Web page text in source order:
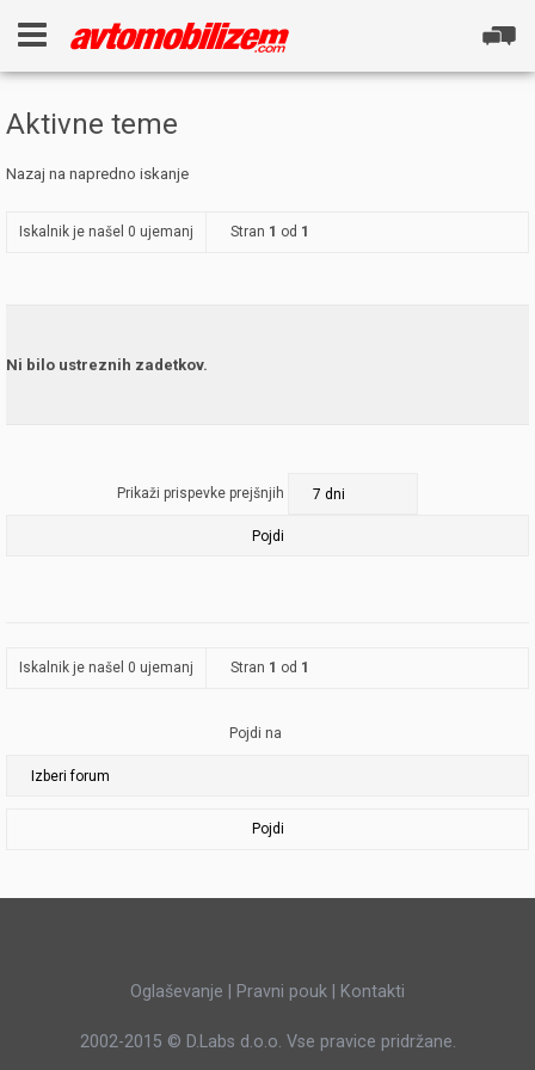
Aktivne teme
Nazaj na napredno iskanje
Iskalnik je našel 0 ujemanj Stran 1 od 1
Ni bilo ustreznih zadetkov.
Prikaži prispevke prejšnjih
Iskalnik je našel 0 ujemanj Stran 1 od 1
Pojdi na
Pojdi
Oglaševanje Pravni pouk Kontakti
2002-2015 © D.Labs d.o.o. Vse pravice pridržane.